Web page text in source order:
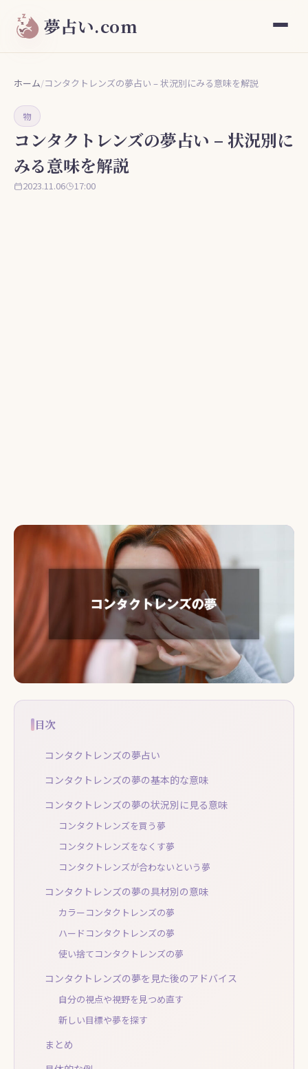
夢占い.com
ホーム/コンタクトレンズの夢占い – 状況別にみる意味を解説
物
コンタクトレンズの夢占い – 状況別に
みる意味を解説
2023.11.06 17:00
目次
コンタクトレンズの夢占い
コンタクトレンズの夢の基本的な意味
コンタクトレンズの夢の状況別に見る意味
コンタクトレンズを買う夢
コンタクトレンズをなくす夢
コンタクトレンズが合わないという夢
コンタクトレンズの夢の具材別の意味
カラーコンタクトレンズの夢
ハードコンタクトレンズの夢
使い捨てコンタクトレンズの夢
コンタクトレンズの夢を見た後のアドバイス
自分の視点や視野を見つめ直す
新しい目標や夢を探す
まとめ